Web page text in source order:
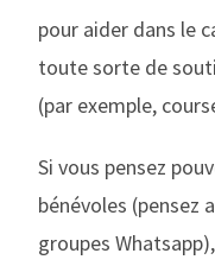
pour aider dans le
toute sorte de
(par exemple,
Si vous pensez
bénévoles (pensez
groupes